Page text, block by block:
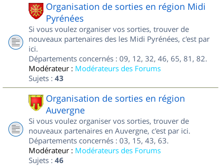
Organisation de sorties en région Midi
Pyrénées
Si vous voulez organiser vos sorties, trouver de
nouveaux partenaires des les Midi Pyrénées, c'est par
ici.
Départements concernés : 09, 12, 32, 46, 65, 81, 82.
Modérateur : Modérateurs des Forums
Sujets : 43
Organisation de sorties en région
Auvergne
Si vous voulez organiser vos sorties, trouver de
nouveaux partenaires en Auvergne, c'est par ici.
Départements concernés : 03, 15, 43, 63.
Modérateur : Modérateurs des Forums
Sujets : 46